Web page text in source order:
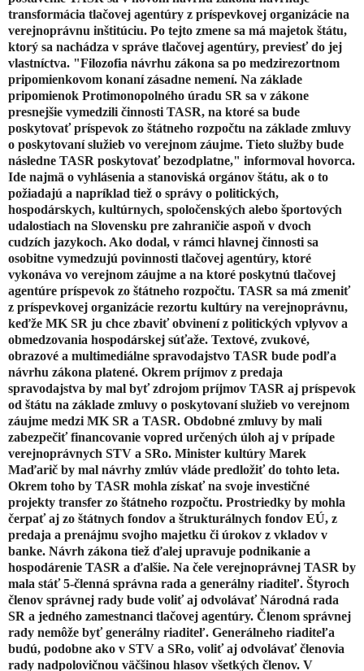
transformácia tlačovej agentúry z príspevkovej organizácie na
verejnoprávnu inštitúciu. Po tejto zmene sa má majetok štátu,
ktorý sa nachádza v správe tlačovej agentúry, previesť do jej
vlastníctva. "Filozofia návrhu zákona sa po medzirezortnom
pripomienkovom konaní zásadne nemení. Na základe
pripomienok Protimonopolného úradu SR sa v zákone
presnejšie vymedzili činnosti TASR, na ktoré sa bude
poskytovať príspevok zo štátneho rozpočtu na základe zmluvy
o poskytovaní služieb vo verejnom záujme. Tieto služby bude
následne TASR poskytovať bezodplatne," informoval hovorca.
Ide najmä o vyhlásenia a stanoviská orgánov štátu, ak o to
požiadajú a napríklad tiež o správy o politických,
hospodárskych, kultúrnych, spoločenských alebo športových
udalostiach na Slovensku pre zahraničie aspoň v dvoch
cudzích jazykoch. Ako dodal, v rámci hlavnej činnosti sa
osobitne vymedzujú povinnosti tlačovej agentúry, ktoré
vykonáva vo verejnom záujme a na ktoré poskytnú tlačovej
agentúre príspevok zo štátneho rozpočtu. TASR sa má zmeniť
z príspevkovej organizácie rezortu kultúry na verejnoprávnu,
keďže MK SR ju chce zbaviť obvinení z politických vplyvov a
obmedzovania hospodárskej súťaže. Textové, zvukové,
obrazové a multimediálne spravodajstvo TASR bude podľa
návrhu zákona platené. Okrem príjmov z predaja
spravodajstva by mal byť zdrojom príjmov TASR aj príspevok
od štátu na základe zmluvy o poskytovaní služieb vo verejnom
záujme medzi MK SR a TASR. Obdobné zmluvy by mali
zabezpečiť financovanie vopred určených úloh aj v prípade
verejnoprávnych STV a SRo. Minister kultúry Marek
Maďarič by mal návrhy zmlúv vláde predložiť do tohto leta.
Okrem toho by TASR mohla získať na svoje investičné
projekty transfer zo štátneho rozpočtu. Prostriedky by mohla
čerpať aj zo štátnych fondov a štrukturálnych fondov EÚ, z
predaja a prenájmu svojho majetku či úrokov z vkladov v
banke. Návrh zákona tiež ďalej upravuje podnikanie a
hospodárenie TASR a ďalšie. Na čele verejnoprávnej TASR by
mala stáť 5-členná správna rada a generálny riaditeľ. Štyroch
členov správnej rady bude voliť aj odvolávať Národná rada
SR a jedného zamestnanci tlačovej agentúry. Členom správnej
rady nemôže byť generálny riaditeľ. Generálneho riaditeľa
budú, podobne ako v STV a SRo, voliť aj odvolávať členovia
rady nadpolovičnou väčšinou hlasov všetkých členov. V